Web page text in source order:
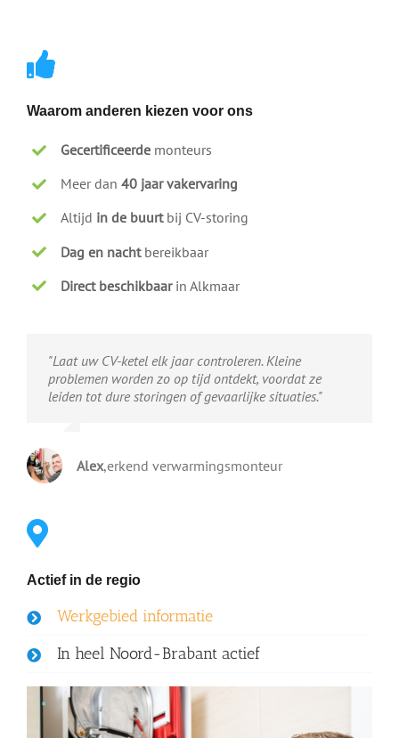
Waarom anderen kiezen voor ons
Gecertificeerde monteurs
Meer dan40 jaar vakervaring
Altijd in de buurtbij CV-storing
Dag en nachtbereikbaar
Direct beschikbaarin Alkmaar
"Laat uw CV-ketel elk jaar controleren. Kleine
problemen worden zo op tijd ontdekt, voordat ze
leiden tot dure storingen of gevaarlijke situaties."
Alex,erkend verwarmingsmonteur
Actief in de regio
Werkgebied informatie
In heel Noord-Brabant actief